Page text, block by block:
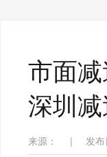
市面
深圳
来源： | 发